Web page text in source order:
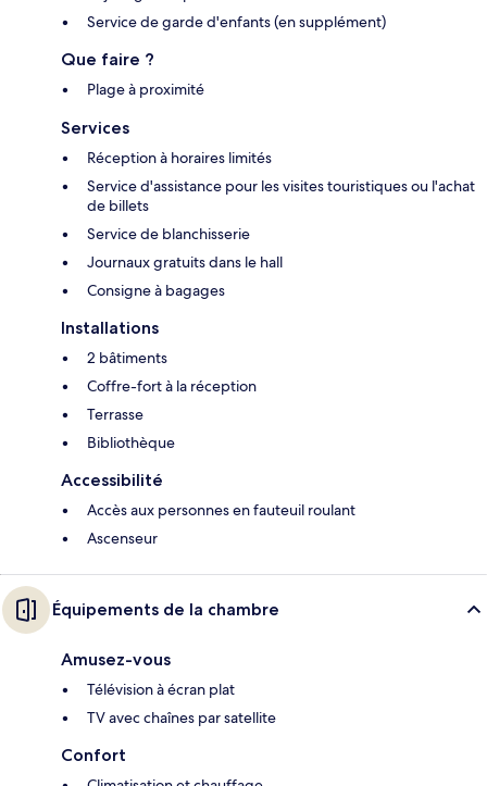
Service de garde d'enfants (en supplément)
Que faire ?
Plage à proximité
Services
Réception à horaires limités
Service d'assistance pour les visites touristiques ou l'achat
de billets
Service de blanchisserie
Journaux gratuits dans le hall
Consigne à bagages
Installations
2 bâtiments
Coffre-fort à la réception
Terrasse
Bibliothèque
Accessibilité
Accès aux personnes en fauteuil roulant
Ascenseur
Équipements de la chambre
Amusez-vous
Télévision à écran plat
TV avec chaînes par satellite
Confort